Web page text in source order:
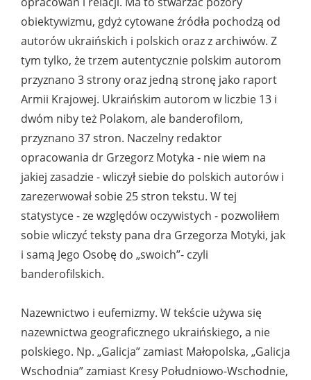
obiektywizmu, gdyż cytowane źródła pochodzą od
autorów ukraińskich i polskich oraz z archiwów. Z
tym tylko, że trzem autentycznie polskim autorom
przyznano 3 strony oraz jedną stronę jako raport
Armii Krajowej. Ukraińskim autorom w liczbie 13 i
dwóm niby też Polakom, ale banderofilom,
przyznano 37 stron. Naczelny redaktor
opracowania dr Grzegorz Motyka - nie wiem na
jakiej zasadzie - wliczył siebie do polskich autorów i
zarezerwował sobie 25 stron tekstu. W tej
statystyce - ze względów oczywistych - pozwoliłem
sobie wliczyć teksty pana dra Grzegorza Motyki, jak
i samą Jego Osobę do „swoich”- czyli
banderofilskich.
Nazewnictwo i eufemizmy. W tekście używa się
nazewnictwa geograficznego ukraińskiego, a nie
polskiego. Np. „Galicja” zamiast Małopolska, „Galicja
Wschodnia” zamiast Kresy Południowo-Wschodnie,